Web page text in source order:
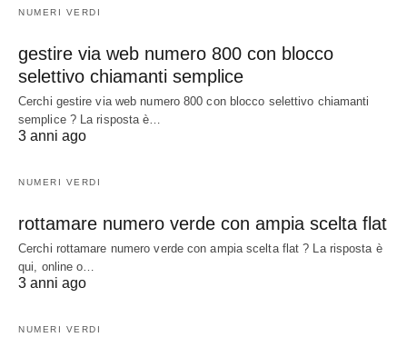
NUMERI VERDI
gestire via web numero 800 con blocco
selettivo chiamanti semplice
Cerchi gestire via web numero 800 con blocco selettivo chiamanti
semplice ? La risposta è…
3 anni ago
NUMERI VERDI
rottamare numero verde con ampia scelta flat
Cerchi rottamare numero verde con ampia scelta flat ? La risposta è
qui, online o…
3 anni ago
NUMERI VERDI